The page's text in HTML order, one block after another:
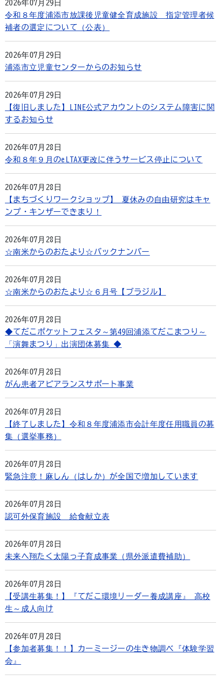
2026年07月29日
令和８年度浦添市放課後児童健全育成施設 指定管理者候
補者の選定について（公表）
2026年07月29日
浦添市立児童センターからのお知らせ
2026年07月29日
【復旧しました】LINE公式アカウントのシステム障害に関
するお知らせ
2026年07月28日
令和８年９月のeLTAX更改に伴うサービス停止について
2026年07月28日
【まちづくりワークショップ】 夏休みの自由研究はキャ
ンプ・キンザーできまり！
2026年07月28日
☆南米からのおたより☆バックナンバー
2026年07月28日
☆南米からのおたより☆６月号【ブラジル】
2026年07月28日
◆てだこポケットフェスタ～第49回浦添てだこまつり～
「演舞まつり」出演団体募集 ◆
2026年07月28日
がん患者アピアランスサポート事業
2026年07月28日
【終了しました】令和８年度浦添市会計年度任用職員の募
集（選挙事務）
2026年07月28日
緊急注意！麻しん（はしか）が全国で増加しています
2026年07月28日
認可外保育施設 給食献立表
2026年07月28日
未来へ翔たく太陽っ子育成事業（県外派遣費補助）
2026年07月28日
【受講生募集！】『てだこ環境リーダー養成講座』 高校
生～成人向け
2026年07月28日
【参加者募集！！】カーミージーの生き物調べ『体験学習
会』